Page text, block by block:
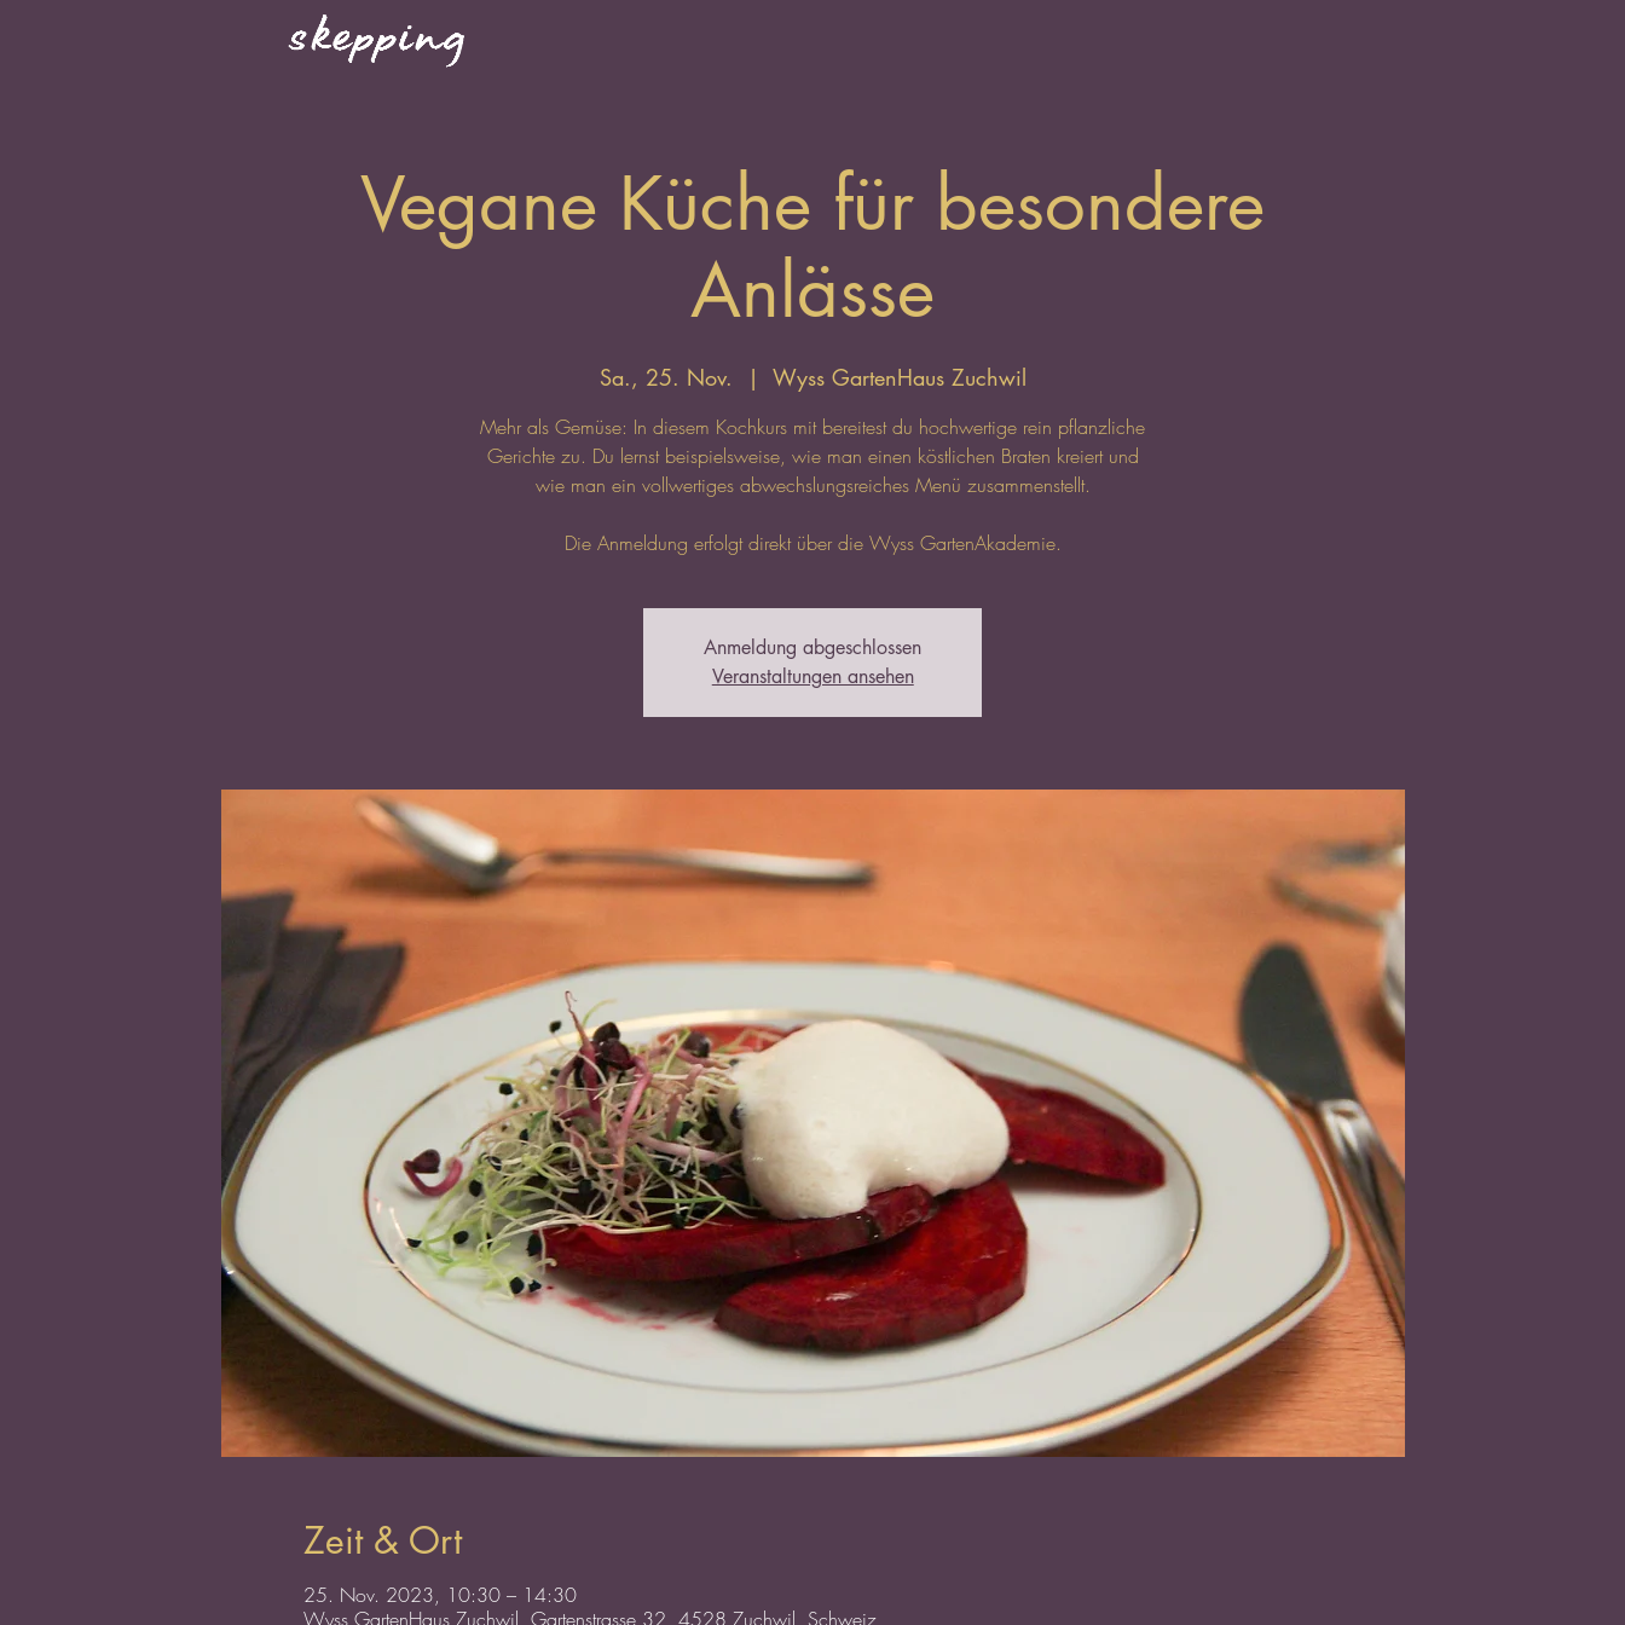
Vegane Küche für besondere
Anlässe
Sa., 25. Nov.
  |
Wyss GartenHaus Zuchwil
Mehr als Gemüse: In diesem Kochkurs mit bereitest du hochwertige rein pflanzliche
Gerichte zu. Du lernst beispielsweise, wie man einen köstlichen Braten kreiert und
wie man ein vollwertiges abwechslungsreiches Menü zusammenstellt.
Die Anmeldung erfolgt direkt über die Wyss GartenAkademie.
Anmeldung abgeschlossen
Veranstaltungen ansehen
Zeit & Ort
25. Nov. 2023, 10:30 – 14:30
Wyss GartenHaus Zuchwil, Gartenstrasse 32, 4528 Zuchwil, Schweiz